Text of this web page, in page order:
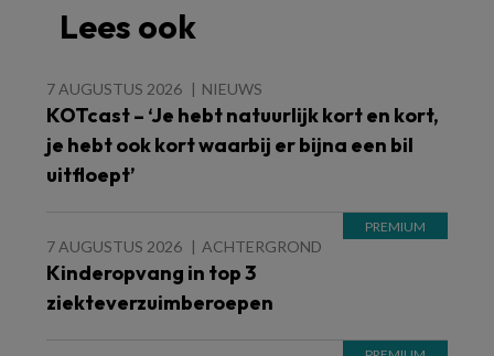
Lees ook
7 AUGUSTUS 2026 NIEUWS
KOTcast – ‘Je hebt natuurlijk kort en kort,
je hebt ook kort waarbij er bijna een bil
uitfloept’
7 AUGUSTUS 2026 ACHTERGROND
Kinderopvang in top 3
ziekteverzuimberoepen